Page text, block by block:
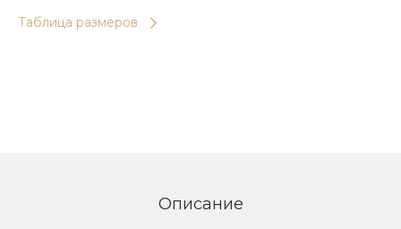
Таблица размеров
Описание